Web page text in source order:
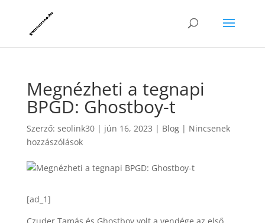
Megnézheti a tegnapi
BPGD: Ghostboy-t
Szerző: seolink30| jún 16, 2023 | Blog| Nincsenek
hozzászólások
[ad_1]